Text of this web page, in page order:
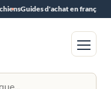
Guides d'achat en français
Menu